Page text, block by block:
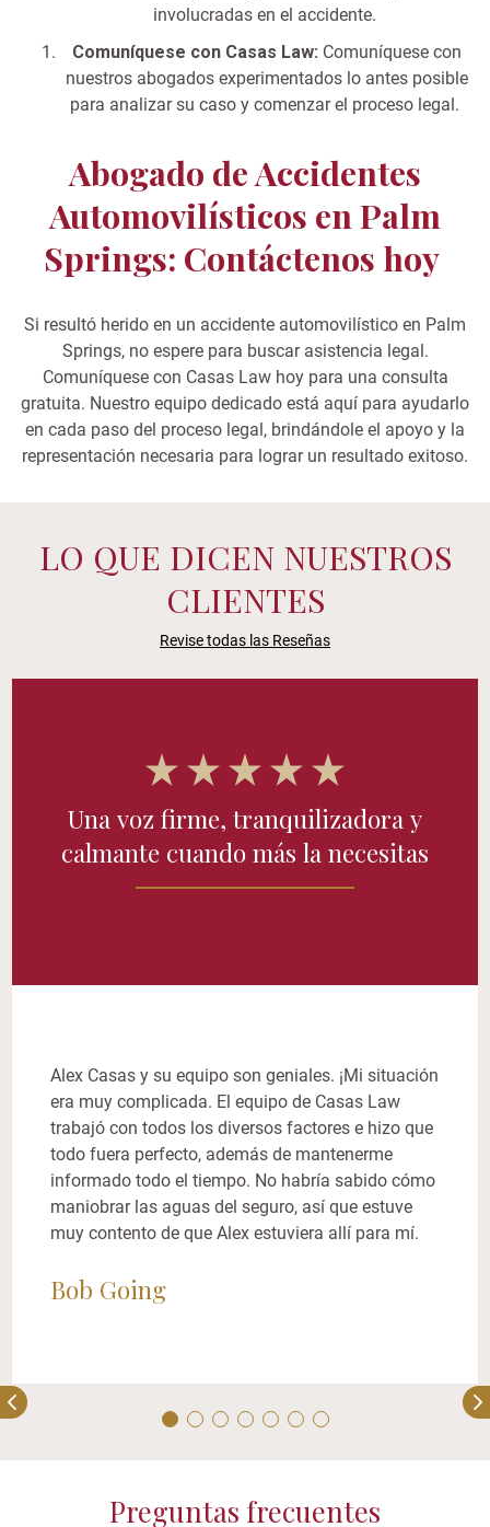
involucradas en el accidente.
Comuníquese con Casas Law: Comuníquese con
nuestros abogados experimentados lo antes posible
para analizar su caso y comenzar el proceso legal.
Abogado de Accidentes
Automovilísticos en Palm
Springs: Contáctenos hoy
Si resultó herido en un accidente automovilístico en Palm
Springs, no espere para buscar asistencia legal.
Comuníquese con Casas Law hoy para una consulta
gratuita. Nuestro equipo dedicado está aquí para ayudarlo
en cada paso del proceso legal, brindándole el apoyo y la
representación necesaria para lograr un resultado exitoso.
LO QUE DICEN NUESTROS
CLIENTES
Revise todas las Reseñas
Una voz firme, tranquilizadora y
calmante cuando más la necesitas
Alex Casas y su equipo son geniales. ¡Mi situación
era muy complicada. El equipo de Casas Law
trabajó con todos los diversos factores e hizo que
todo fuera perfecto, además de mantenerme
informado todo el tiempo. No habría sabido cómo
maniobrar las aguas del seguro, así que estuve
muy contento de que Alex estuviera allí para mí.
Bob Going
Preguntas frecuentes